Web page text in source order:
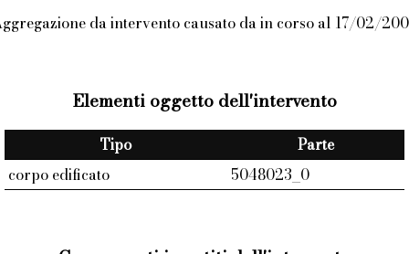
da intervento causato da in corso al 17/02/
Elementi oggetto dell'intervento
Tipo
Parte
corpo edificato
5048023_0